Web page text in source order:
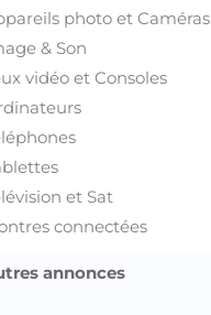
photo et Caméras
& Son
vidéo et Consoles
et Sat
connectées
annonces